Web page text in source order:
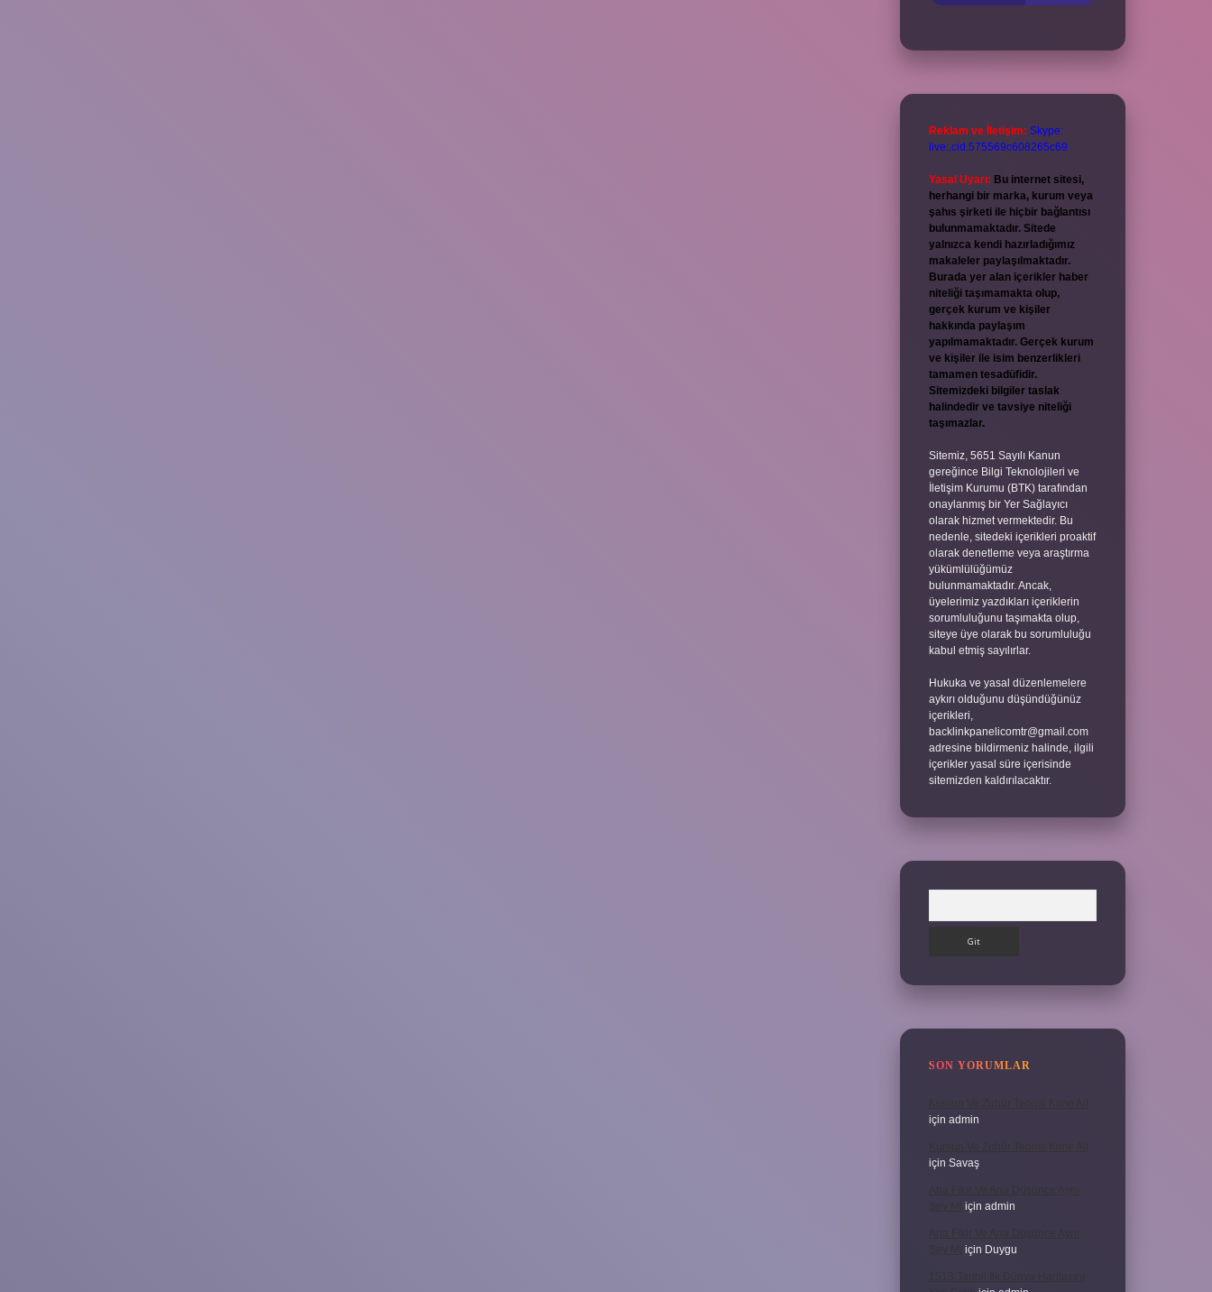
Reklam ve İletişim: Skype:
live:.cid.575569c608265c69
Yasal Uyarı: Bu internet sitesi,
herhangi bir marka, kurum veya
şahıs şirketi ile hiçbir bağlantısı
bulunmamaktadır. Sitede
yalnızca kendi hazırladığımız
makaleler paylaşılmaktadır.
Burada yer alan içerikler haber
niteliği taşımamakta olup,
gerçek kurum ve kişiler
hakkında paylaşım
yapılmamaktadır. Gerçek kurum
ve kişiler ile isim benzerlikleri
tamamen tesadüfidir.
Sitemizdeki bilgiler taslak
halindedir ve tavsiye niteliği
taşımazlar.
Sitemiz, 5651 Sayılı Kanun
gereğince Bilgi Teknolojileri ve
İletişim Kurumu (BTK) tarafından
onaylanmış bir Yer Sağlayıcı
olarak hizmet vermektedir. Bu
nedenle, sitedeki içerikleri proaktif
olarak denetleme veya araştırma
yükümlülüğümüz
bulunmamaktadır. Ancak,
üyelerimiz yazdıkları içeriklerin
sorumluluğunu taşımakta olup,
siteye üye olarak bu sorumluluğu
kabul etmiş sayılırlar.
Hukuka ve yasal düzenlemelere
aykırı olduğunu düşündüğünüz
içerikleri,
backlinkpanelicomtr@gmail.com
adresine bildirmeniz halinde, ilgili
içerikler yasal süre içerisinde
sitemizden kaldırılacaktır.
SON YORUMLAR
Kumun Ve Zuhûr Teorisi Kime Ait
için admin
Kumun Ve Zuhûr Teorisi Kime Ait
için Savaş
Ana Fikir Ve Ana Düşünce Aynı
Şey Mi için admin
Ana Fikir Ve Ana Düşünce Aynı
Şey Mi için Duygu
1513 Tarihli Ilk Dünya Haritasını